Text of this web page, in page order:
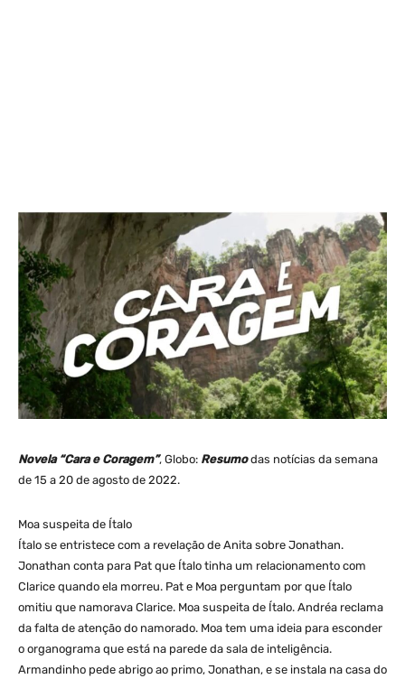
Novela “Cara e Coragem”, Globo: Resumodas notícias da semana
de 15 a 20 de agosto de 2022.
Moa suspeita de Ítalo
Ítalo se entristece com a revelação de Anita sobre Jonathan.
Jonathan conta para Pat que Ítalo tinha um relacionamento com
Clarice quando ela morreu. Pat e Moa perguntam por que Ítalo
omitiu que namorava Clarice. Moa suspeita de Ítalo. Andréa reclama
da falta de atenção do namorado. Moa tem uma ideia para esconder
o organograma que está na parede da sala de inteligência.
Armandinho pede abrigo ao primo, Jonathan, e se instala na casa do